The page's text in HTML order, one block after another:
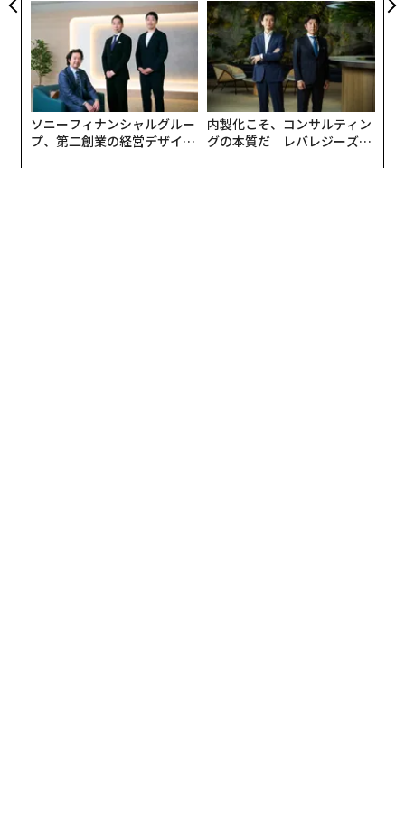
防災一筋20年の答え
ェルスナビ×PwC】
ソニーフィナンシャルグルー
プ、第二創業の経営デザイン
内製化こそ、コンサルティン
グの本質だ レバレジーズが